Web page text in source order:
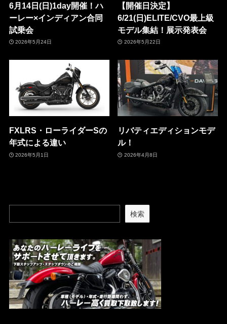
6月14日(日)1day開催！ハ
ーレー×インディアン合同
試乗会
2026年5月24日
【開催日決定】
6/21(日)ELITE/CVO最上級
モデル集結！展示発表会
2026年5月22日
FXLRS・ローライダーSの
年式による違い
2026年5月1日
リバティエディションモデ
ル！
2026年4月8日
検索